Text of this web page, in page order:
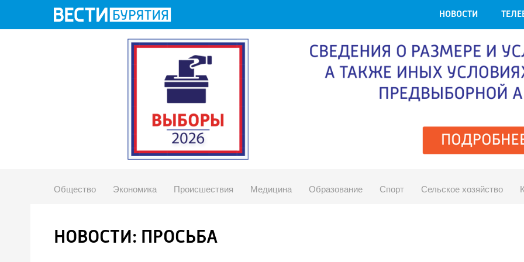
НОВОСТИ
Общество Экономика Происшествия Медицина Образование Спорт Сельское хозяйство
НОВОСТИ: ПРОСЬБА